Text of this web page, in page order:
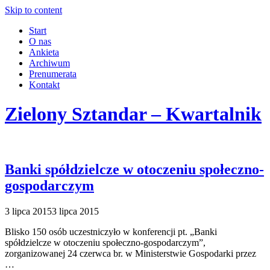
Skip to content
Start
O nas
Ankieta
Archiwum
Prenumerata
Kontakt
Zielony Sztandar – Kwartalnik
Banki spółdzielcze w otoczeniu społeczno-
gospodarczym
3 lipca 20153 lipca 2015
Blisko 150 osób uczestniczyło w konferencji pt. „Banki
spółdzielcze w otoczeniu społeczno-gospodarczym”,
zorganizowanej 24 czerwca br. w Ministerstwie Gospodarki przez
…